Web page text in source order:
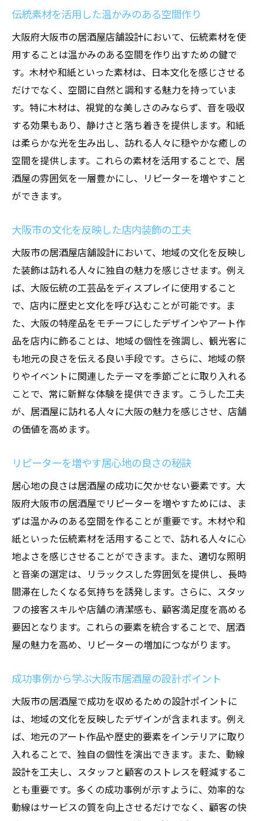
大阪市の居酒屋でリピーターを増やすためのデ
居心地の良さを感じさせる空間づくり
顧客の声を反映したデザイン改善
特別な体験を提供するインテリアの工夫
リピーターを呼び込むサプライズ要素
心地よさを追求する音響と照明の設計
常連客を増やすためのブランド戦略
木材と和紙が作る大阪市の居酒屋の魅力的な空
間
和紙の光で演出する温かい雰囲気
木材の質感が生む高級感と安心感
素材選びで見せる居酒屋の個性
空間演出に役立つ木材と和紙の活用法
素材の組み合わせで生まれる独自性
大阪市の活気を反映した居酒屋の店舗設計アプ
ローチ
賑やかな街並みに調和するデザイン
地元の風景を取り入れた店舗設計
活気を演出するカラーリングの選び方
地域イベントとの連携による集客戦略
活気ある雰囲気を持続させる工夫
アートと文化を融合した大阪市居酒屋のユニー
クなデザイン
地域のアーティストとのコラボレーション
文化財をモチーフにしたインテリア
地元の歴史を感じさせるデザイン
現代アートを取り入れた個性的な空間
文化的価値を高める装飾の選び方
デザインで表現する大阪のアイデンティテ
ィ
伝統素材を活用した温かみのある空間作り
大阪府大阪市の居酒屋店舗設計において、伝統素材を使
用することは温かみのある空間を作り出すための鍵で
す。木材や和紙といった素材は、日本文化を感じさせる
だけでなく、空間に自然と調和する魅力を持っていま
す。特に木材は、視覚的な美しさのみならず、音を吸収
する効果もあり、静けさと落ち着きを提供します。和紙
は柔らかな光を生み出し、訪れる人々に穏やかな癒しの
空間を提供します。これらの素材を活用することで、居
酒屋の雰囲気を一層豊かにし、リピーターを増やすこと
ができます。
大阪市の文化を反映した店内装飾の工夫
大阪市の居酒屋店舗設計において、地域の文化を反映し
た装飾は訪れる人々に独自の魅力を感じさせます。例え
ば、大阪伝統の工芸品をディスプレイに使用すること
で、店内に歴史と文化を呼び込むことが可能です。ま
た、大阪の特産品をモチーフにしたデザインやアート作
品を店内に飾ることは、地域の個性を強調し、観光客に
も地元の良さを伝える良い手段です。さらに、地域の祭
りやイベントに関連したテーマを季節ごとに取り入れる
ことで、常に新鮮な体験を提供できます。こうした工夫
が、居酒屋に訪れる人々に大阪の魅力を感じさせ、店舗
の価値を高めます。
リピーターを増やす居心地の良さの秘訣
居心地の良さは居酒屋の成功に欠かせない要素です。大
阪府大阪市の居酒屋でリピーターを増やすためには、ま
ずは温かみのある空間を作ることが重要です。木材や和
紙といった伝統素材を活用することで、訪れる人々に心
地よさを感じさせることができます。また、適切な照明
と音楽の選定は、リラックスした雰囲気を提供し、長時
間滞在したくなる気持ちを誘発します。さらに、スタッ
フの接客スキルや店舗の清潔感も、顧客満足度を高める
要因となります。これらの要素を統合することで、居酒
屋の魅力を高め、リピーターの増加につながります。
成功事例から学ぶ大阪市居酒屋の設計ポイント
大阪市の居酒屋で成功を収めるための設計ポイントに
は、地域の文化を反映したデザインが含まれます。例え
ば、地元のアート作品や歴史的要素をインテリアに取り
入れることで、独自の個性を演出できます。また、動線
設計を工夫し、スタッフと顧客のストレスを軽減するこ
とも重要です。多くの成功事例が示すように、効率的な
動線はサービスの質を向上させるだけでなく、顧客の快